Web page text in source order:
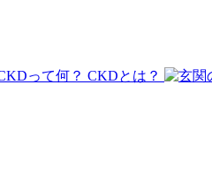
CKDとは？